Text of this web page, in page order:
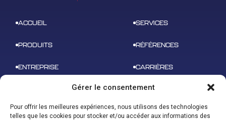
Gérer le consentement
Pour offrir les meilleures expériences, nous utilisons des technologies
telles que les cookies pour stocker et/ou accéder aux informations des
ACCUEIL SERVICES
PRODUITS RÉFÉRENCES
ENTREPRISE CARRIÈRES
CONTACT